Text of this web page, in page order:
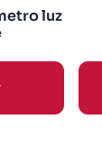
luz